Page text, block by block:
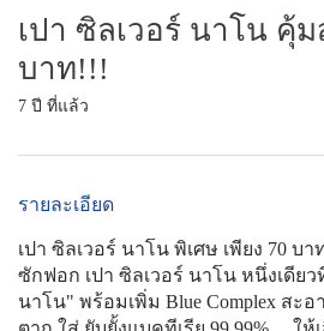
เปา ซิลเวอร์ นาโน คุ้ม
บาท!!!
7 ปี ที่แล้ว
รายละเอียด
เปา ซิลเวอร์ นาโน พิเศษ เพียง 70 บ
ซักฟอก เปา ซิลเวอร์ นาโน หนึ่งเดีย
นาโน" พร้อมเพิ่ม Blue Complex ส